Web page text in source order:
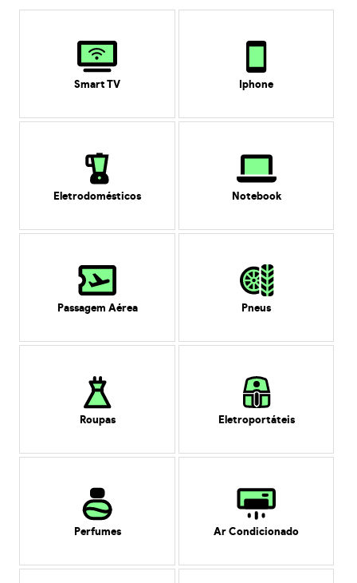
Smart TV Iphone
Eletrodomésticos Notebook
Passagem Aérea Pneus
Roupas Eletroportáteis
Perfumes Ar Condicionado